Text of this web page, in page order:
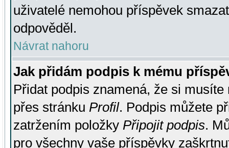
uživatelé nemohou příspěvek
odpověděl.
Návrat nahoru
Jak přidám podpis k mému
Přidat podpis znamená, že si
přes stránku Profil. Podpis můžete
zatržením položky Připojit podpis.
pro všechny vaše příspěvky